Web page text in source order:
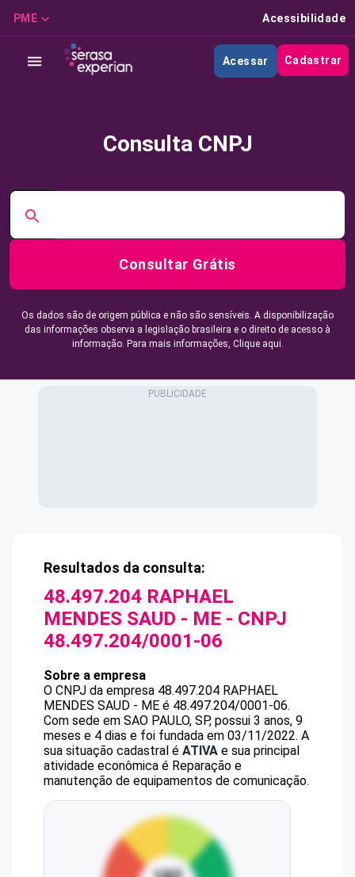
PME Acessibilidade
Acessar Cadastrar
Consulta CNPJ
Consultar Grátis
Os dados são de origem pública e não são sensíveis. A disponibilização
das informações observa a legislação brasileira e o direito de acesso à
informação. Para mais informações, Clique aqui.
Resultados da consulta:
48.497.204 RAPHAEL
MENDES SAUD - ME - CNPJ
48.497.204/0001-06
Sobre a empresa
O CNPJ da empresa 48.497.204 RAPHAEL
MENDES SAUD - ME é 48.497.204/0001-06.
Com sede em SAO PAULO, SP, possui 3 anos, 9
meses e 4 dias e foi fundada em 03/11/2022. A
sua situação cadastral é ATIVA e sua principal
atividade econômica é Reparação e
manutenção de equipamentos de comunicação.